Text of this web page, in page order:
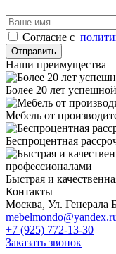
Cогласие с
Отправить
Наши преимущества
Более 20 лет
Мебель от
Беспроцентная
Быстрая и
Контакты
Москва, Ул. Генерала
+7 (925) 772-13-30
Заказать звонок